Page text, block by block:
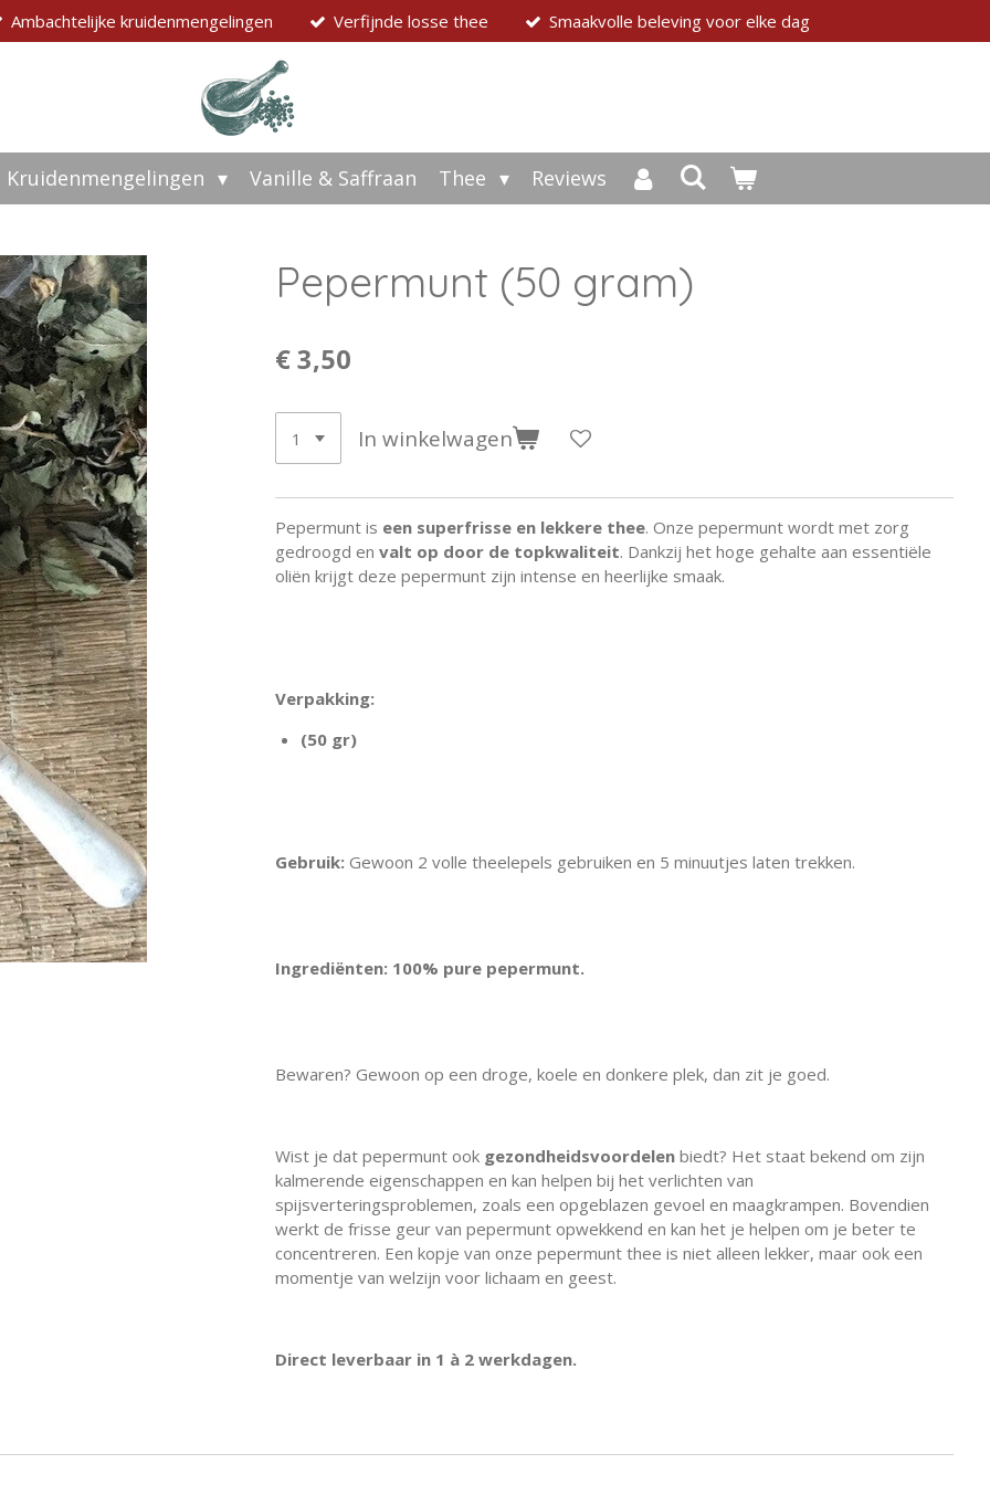
Ambachtelijke kruidenmengelingen Verfijnde losse thee Smaakvolle beleving voor elke dag
Kruidenmengelingen Vanille & Saffraan Thee Reviews
Pepermunt (50 gram)
€ 3,50
In winkelwagen
Pepermunt is een superfrisse en lekkere thee. Onze pepermunt wordt met zorg
gedroogd en valt op door de topkwaliteit. Dankzij het hoge gehalte aan essentiële
oliën krijgt deze pepermunt zijn intense en heerlijke smaak.
Verpakking:
(50 gr)
Gebruik: Gewoon 2 volle theelepels gebruiken en 5 minuutjes laten trekken.
Ingrediënten: 100% pure pepermunt.
Bewaren? Gewoon op een droge, koele en donkere plek, dan zit je goed.
Wist je dat pepermunt ook gezondheidsvoordelen biedt? Het staat bekend om zijn
kalmerende eigenschappen en kan helpen bij het verlichten van
spijsverteringsproblemen, zoals een opgeblazen gevoel en maagkrampen. Bovendien
werkt de frisse geur van pepermunt opwekkend en kan het je helpen om je beter te
concentreren. Een kopje van onze pepermunt thee is niet alleen lekker, maar ook een
momentje van welzijn voor lichaam en geest.
Direct leverbaar in 1 à 2 werkdagen.